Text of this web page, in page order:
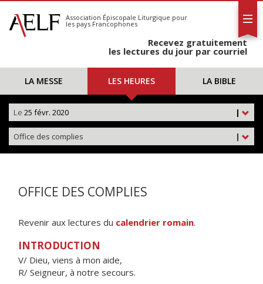
S'abonner
Calendrier
Association Épiscopale Liturgique pour
les pays Francophones
Recevez gratuitement
les lectures du jour par courriel
LA MESSE LES HEURES LA BIBLE
|
Le 25 févr. 2020
|
Office des complies
OFFICE DES COMPLIES
Revenir aux lectures du calendrier romain.
INTRODUCTION
V/ Dieu, viens à mon aide,
R/ Seigneur, à notre secours.